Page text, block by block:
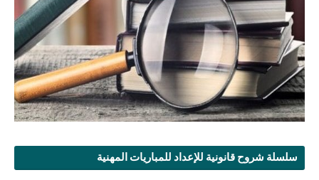
سلسلة شروح قانونية للإعداد للمباريات المهنية